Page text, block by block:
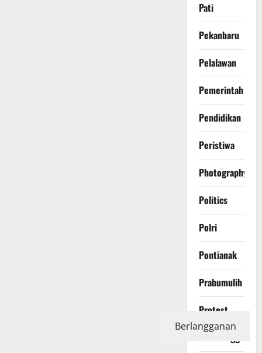
Pati
Pekanbaru
Pelalawan
Pemerintah
Pendidikan
Peristiwa
Photography
Politics
Polri
Pontianak
Prabumulih
Protest
Berlangganan